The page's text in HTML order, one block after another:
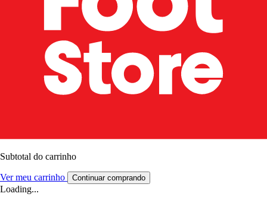
Subtotal do carrinho
Ver meu carrinho Continuar comprando
Loading...